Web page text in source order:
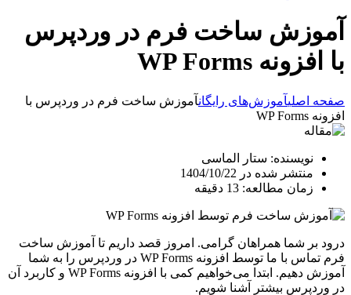
آموزش ساخت فرم در وردپرس
با افزونه WP Forms
صفحه اصلیآموزش‌های رایگانآموزش ساخت فرم در وردپرس با
افزونه WP Forms
نویسنده: ستار الماسی
منتشر شده در 1404/10/22
زمان مطالعه: 13 دقیقه
درود بر شما همراهان گرامی. امروز قصد داریم تا آموزش ساخت
فرم تماس با ما توسط افزونه WP Forms در وردپرس را به شما
آموزش دهیم. ابتدا می‌خواهیم کمی با افزونه WP Forms و کاربرد آن
در وردپرس بیشتر آشنا شویم.